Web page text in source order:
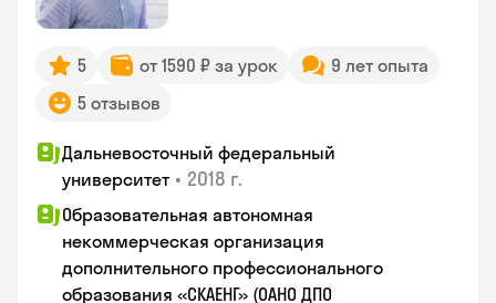
5 от 1590 ₽ за урок
9 лет опыта
5 отзывов
Дальневосточный федеральный
университет • 2018 г.
Образовательная автономная
некоммерческая организация
дополнительного профессионального
образования «СКАЕНГ» (ОАНО ДПО